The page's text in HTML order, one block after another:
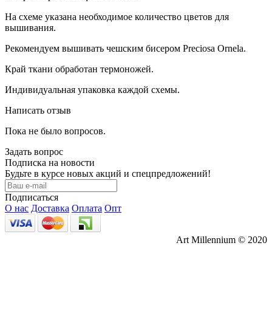
На схеме указана необходимое количество цветов для
вышивания.
Рекомендуем вышивать чешским бисером Preciosa Ornela.
Край ткани обработан термоножей.
Индивидуальная упаковка каждой схемы.
Написать отзыв
Пока не было вопросов.
Задать вопрос
Подписка на новости
Будьте в курсе новых акций и спецпредложений!
Подписаться
О нас Доставка Оплата Опт
Art Millennium © 2020